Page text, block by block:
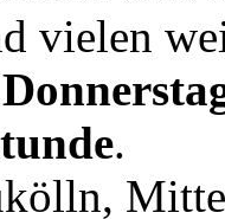
vielen
.